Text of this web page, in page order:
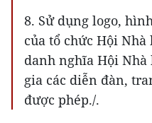
8. Sử dụng logo,
của tổ chức Hội
danh nghĩa Hội
gia các diễn đàn,
được phép./.